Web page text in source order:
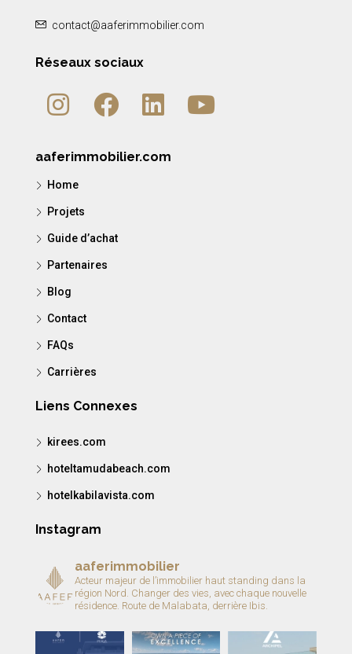
contact@aaferimmobilier.com
Réseaux sociaux
aaferimmobilier.com
Home
Projets
Guide d’achat
Partenaires
Blog
Contact
FAQs
Carrières
Liens Connexes
kirees.com
hoteltamudabeach.com
hotelkabilavista.com
Instagram
aaferimmobilier
Acteur majeur de l’immobilier haut standing dans la
région Nord. Changer des vies, avec chaque nouvelle
résidence. Route de Malabata, derrière Ibis.